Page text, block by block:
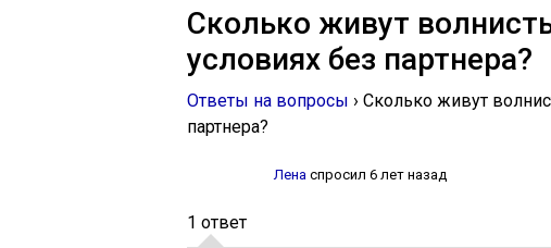
Сколько живут
условиях без партнера?
Ответы на вопросы › Сколько живут
партнера?
Лена спросил 6 лет назад
1 ответ